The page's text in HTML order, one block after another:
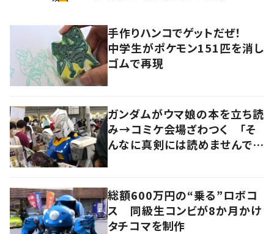
手作りハンコでゲットだぜ！
中学生がポケモン151匹を消し
ゴムで再現
ガンダムがウマ娘の本を立ち読
み→コミケ会場ざわつく 「そ
んなに真剣には読めませんでし
総額600万円の“乗る”ロボコ
ス 同級生コンビが8か月かけ
タチコマを制作